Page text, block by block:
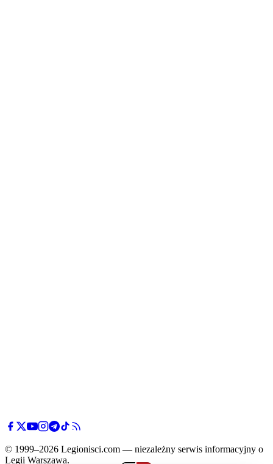
© 1999–2026 Legionisci.com — niezależny serwis informacyjny o
Legii Warszawa.